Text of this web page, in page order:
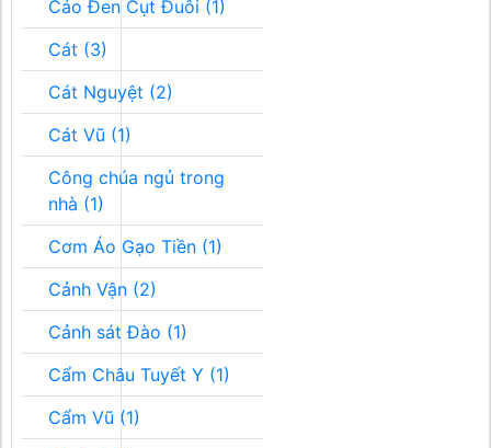
Cáo Đen Cụt Đuôi (1)
Cát (3)
Cát Nguyệt (2)
Cát Vũ (1)
Công chúa ngủ trong
nhà (1)
Cơm Áo Gạo Tiền (1)
Cảnh Vận (2)
Cảnh sát Đào (1)
Cẩm Châu Tuyết Y (1)
Cẩm Vũ (1)